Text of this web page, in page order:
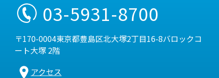
03-5931-8700
〒170-0004東京都豊島区北大塚2丁目16-8バロックコ
ート大塚 2階
アクセス